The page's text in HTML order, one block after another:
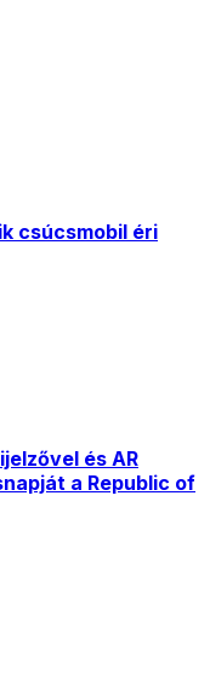
csúcsmobil éri
és AR
a Republic of